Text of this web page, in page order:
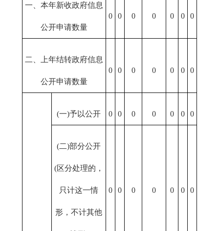
一、本年新收政府信息
公开申请数量
0 0 0 0 0 0 0
二、上年结转政府信息
公开申请数量
0 0 0 0 0 0 0
(一)予以公开 0 0 0 0 0 0 0
(二)部分公开
(区分处理的，
只计这一情
形，不计其他
0 0 0 0 0 0 0